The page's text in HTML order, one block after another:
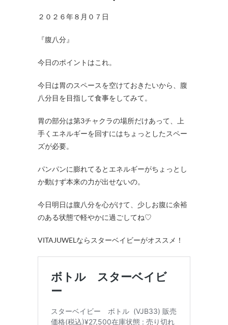
２０２６年８月０７日
『腹八分』
今日のポイントはこれ。
今日は胃のスペースを空けておきたいから、腹
八分目を目指して食事をしてみて。
胃の部分は第3チャクラの場所だけあって、上
手くエネルギーを回すにはちょっとしたスペー
ズが必要。
パンパンに膨れてるとエネルギーがちょっとし
か動けず本来の力が出せないの。
今日明日は腹八分を心がけて、少しお腹に余裕
のある状態で軽やかに過ごしてね♡
VITAJUWELならスターベイビーがオススメ！